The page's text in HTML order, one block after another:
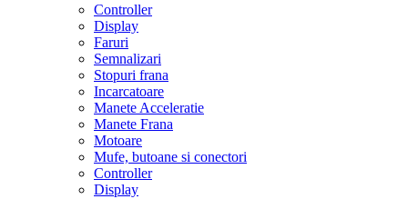
Controller
Display
Faruri
Semnalizari
Stopuri frana
Incarcatoare
Manete Acceleratie
Manete Frana
Motoare
Mufe, butoane si conectori
Controller
Display